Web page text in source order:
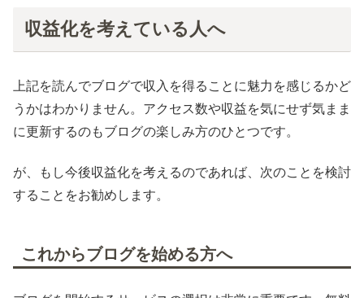
収益化を考えている人へ
上記を読んでブログで収入を得ることに魅力を感じるかど
うかはわかりません。アクセス数や収益を気にせず気まま
に更新するのもブログの楽しみ方のひとつです。
が、もし今後収益化を考えるのであれば、次のことを検討
することをお勧めします。
これからブログを始める方へ